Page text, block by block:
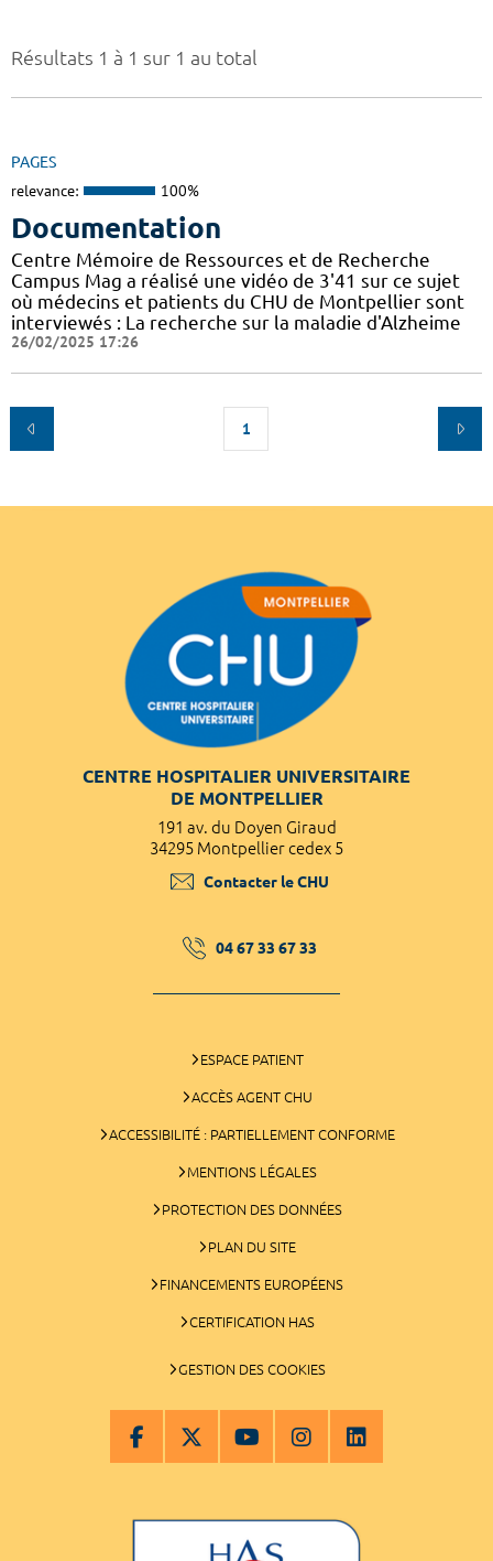
Résultats 1 à 1 sur 1 au total
PAGES
relevance: 100%
Documentation
Centre Mémoire de Ressources et de Recherche
Campus Mag a réalisé une vidéo de 3'41 sur ce sujet
où médecins et patients du CHU de Montpellier sont
interviewés : La recherche sur la maladie d'Alzheime
26/02/2025 17:26
1
CENTRE HOSPITALIER UNIVERSITAIRE
DE MONTPELLIER
191 av. du Doyen Giraud
34295 Montpellier cedex 5
Contacter le CHU
04 67 33 67 33
ESPACE PATIENT
ACCÈS AGENT CHU
ACCESSIBILITÉ : PARTIELLEMENT CONFORME
MENTIONS LÉGALES
PROTECTION DES DONNÉES
PLAN DU SITE
FINANCEMENTS EUROPÉENS
CERTIFICATION HAS
GESTION DES COOKIES